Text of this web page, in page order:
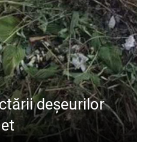
deșeurilor